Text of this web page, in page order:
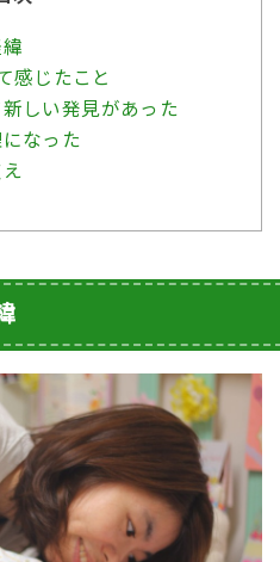
感じたこと
しい発見があった
なった